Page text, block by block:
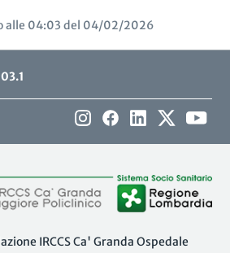
alle 04:03 del 04/02/2026
IRCCS Ca' Granda Ospedale